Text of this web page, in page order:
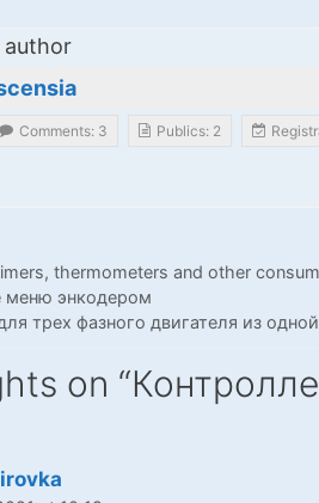
author
Comments: 3 Publics: 2
thermometers and other
меню энкодером
трех фазного двигателя из
on